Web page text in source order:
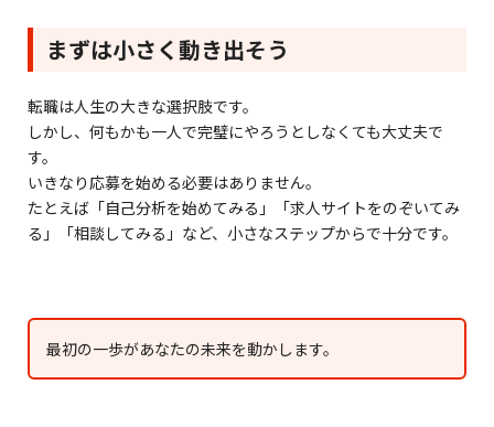
まずは小さく動き出そう
転職は人生の大きな選択肢です。
しかし、何もかも一人で完璧にやろうとしなくても大丈夫で
す。
いきなり応募を始める必要はありません。
たとえば「自己分析を始めてみる」「求人サイトをのぞいてみ
る」「相談してみる」など、小さなステップからで十分です。
最初の一歩があなたの未来を動かします。